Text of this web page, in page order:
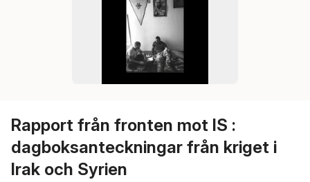
Rapport från fronten mot IS :
dagboksanteckningar från kriget i
Irak och Syrien